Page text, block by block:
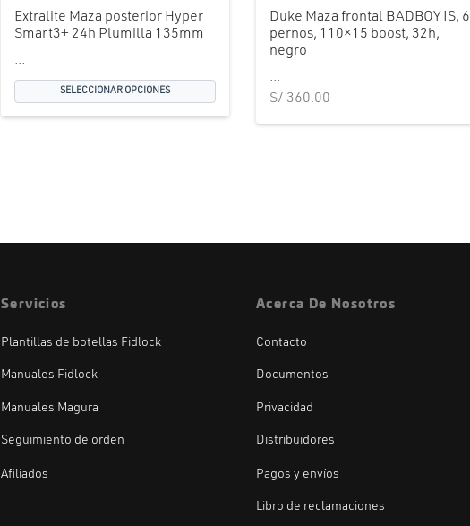
Extralite Maza posterior Hyper
Smart3+ 24h Plumilla 135mm
...
SELECCIONAR OPCIONES
Duke Maza frontal BADBOY IS, 6
pernos, 110×15 boost, 32h,
negro
...
S/ 360.00
Servicios
Plantillas de botellas Fidlock
Manuales Fidlock
Manuales Magura
Seguimiento de orden
Afiliados
Acerca De Nosotros
Contacto
Documentos
Privacidad
Distribuidores
Pagos y envíos
Libro de reclamaciones